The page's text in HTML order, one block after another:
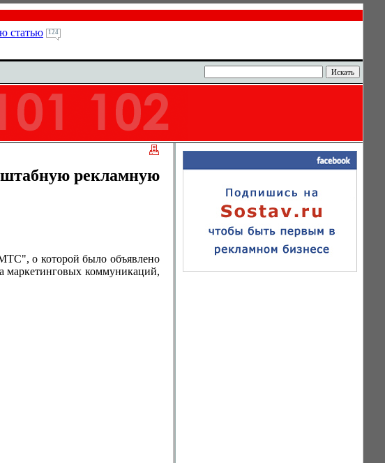
статью 124
рекламную
о которой было объявлено
маркетинговых коммуникаций,